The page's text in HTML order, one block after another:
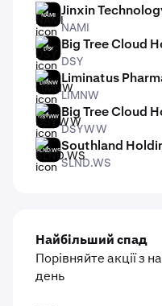
NAMI Jinxin
NAMI
DSY Big Tree Cloud
DSY
LIMNW Liminatus
LIMNW
DSYWW Big Tree Cloud
DSYWW
SLND.WSSouthland
SLND.WS
Найбільший спад
Порівняйте акції з
день